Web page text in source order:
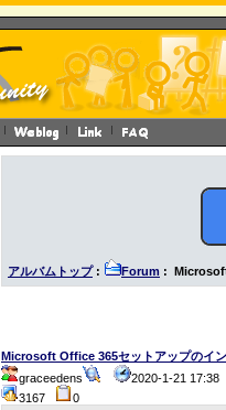
アルバムトップ: Forum : Microsoft
Microsoft Office 365セットアップのイ
graceedens
2020-1-21
3167
0